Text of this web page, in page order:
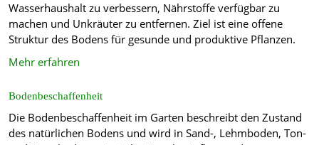
Wasserhaushalt zu verbessern, Nährstoffe verfügbar zu
machen und Unkräuter zu entfernen. Ziel ist eine offene
Struktur des Bodens für gesunde und produktive Pflanzen.
Mehr erfahren
Bodenbeschaffenheit
Die Bodenbeschaffenheit im Garten beschreibt den Zustand
des natürlichen Bodens und wird in Sand-, Lehmboden, Ton-